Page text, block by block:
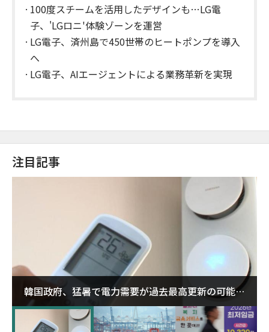
100度スチームを活用したデザインも…LG電
子、'LGロニ'体験ゾーンを運営
LG電子、済州島で450世帯のヒートポンプを導入
へ
LG電子、AIエージェントによる業務革新を実現
注目記事
韓国政府、猛暑で電力需要が過去最高更新の可能性
に需給対応体制を点検